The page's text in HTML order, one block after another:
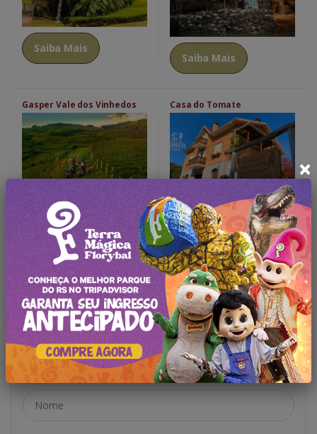
Saiba Mais
Saiba Mais
Gasper Vale dos Vinhedos
Saiba Mais
Casa do Tomate
Saiba Mais
Oferta Exclusiva!
Só é necessário se inscrever em nosso portal
×